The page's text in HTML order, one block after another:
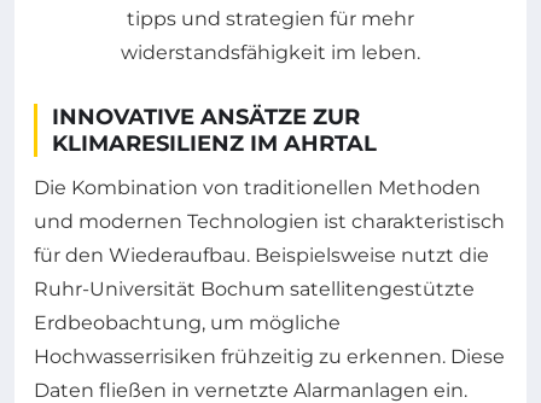
INNOVATIVE ANSÄTZE ZUR
KLIMARESILIENZ IM AHRTAL
Die Kombination von traditionellen Methoden
und modernen Technologien ist charakteristisch
für den Wiederaufbau. Beispielsweise nutzt die
Ruhr-Universität Bochum satellitengestützte
Erdbeobachtung, um mögliche
Hochwasserrisiken frühzeitig zu erkennen. Diese
Daten fließen in vernetzte Alarmanlagen ein.